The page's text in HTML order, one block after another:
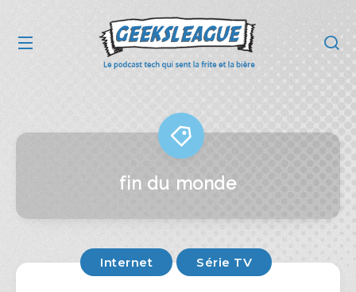
fin du monde
Internet Série TV